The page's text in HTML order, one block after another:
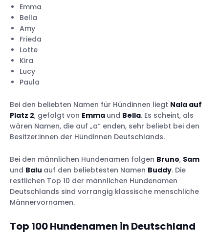
Emma
Bella
Amy
Frieda
Lotte
Kira
Lucy
Paula
Bei den beliebten Namen für Hündinnen liegt Nala auf
Platz 2, gefolgt von Emma und Bella. Es scheint, als
wären Namen, die auf „a“ enden, sehr beliebt bei den
Besitzer:innen der Hündinnen Deutschlands.
Bei den männlichen Hundenamen folgen Bruno, Sam
und Balu auf den beliebtesten Namen Buddy. Die
restlichen Top 10 der männlichen Hundenamen
Deutschlands sind vorrangig klassische menschliche
Männervornamen.
Top 100 Hundenamen in Deutschland